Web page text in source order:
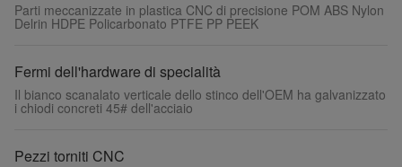
Parti meccanizzate in plastica CNC di precisione POM ABS Nylon
Delrin HDPE Policarbonato PTFE PP PEEK
Fermi dell'hardware di specialità
Il bianco scanalato verticale dello stinco dell'OEM ha galvanizzato
i chiodi concreti 45# dell'acciaio
Pezzi torniti CNC